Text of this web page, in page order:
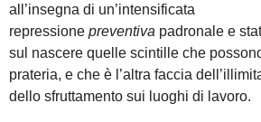
all’insegna di un’intensificata
repressione preventiva padronale e
sul nascere quelle scintille che
prateria, e che è l’altra faccia
dello sfruttamento sui luoghi di lavoro.